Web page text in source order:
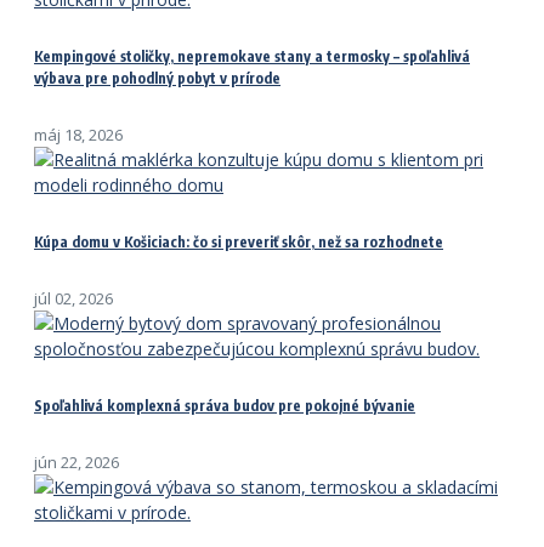
Kempingové stoličky, nepremokave stany a termosky – spoľahlivá
výbava pre pohodlný pobyt v prírode
máj 18, 2026
Kúpa domu v Košiciach: čo si preveriť skôr, než sa rozhodnete
júl 02, 2026
Spoľahlivá komplexná správa budov pre pokojné bývanie
jún 22, 2026